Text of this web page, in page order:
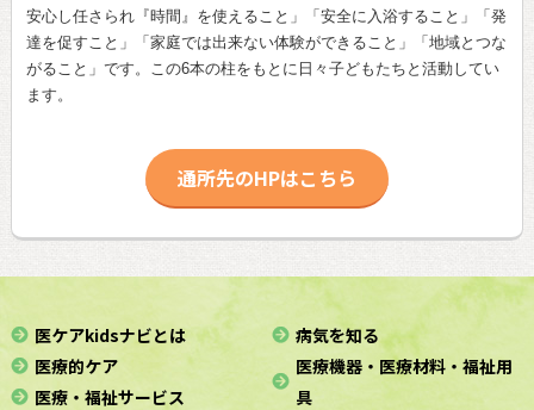
安心し任さられ『時間』を使えること」「安全に入浴すること」「発
達を促すこと」「家庭では出来ない体験ができること」「地域とつな
がること」です。この6本の柱をもとに日々子どもたちと活動してい
ます。
通所先のHPはこちら
医ケアkidsナビとは
医療的ケア
医療・福祉サービス
病気を知る
医療機器・医療材料・福祉用
具